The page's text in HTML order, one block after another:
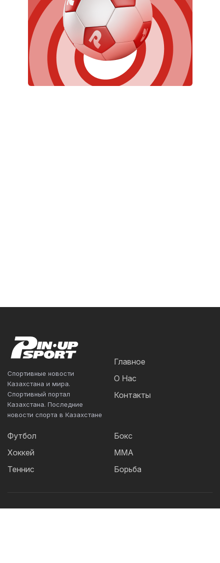
Спортивные новости
Казахстана и мира.
Спортивный портал
Казахстана. Последние
новости спорта в Казахстане
Главное
О Нас
Контакты
Футбол
Хоккей
Теннис
Бокс
ММА
Борьба